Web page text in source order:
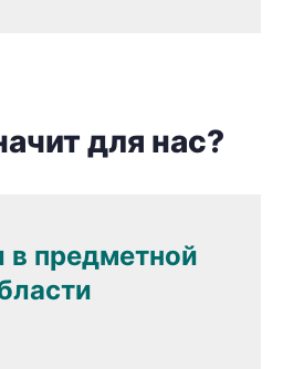
для нас?
в предметной